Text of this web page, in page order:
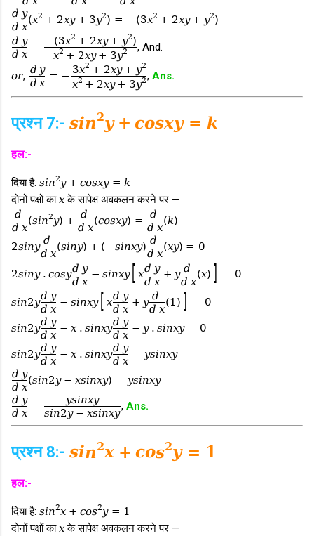
d y
d x
(x2 + 2xy + 3y2) = − (3x2 + 2xy + y2)
d y
d x
= − (3x2 + 2xy + y2)
x2 + 2xy + 3y2 , And.
or, d y
d x
= − 3x2 + 2xy + y2
x2 + 2xy + 3y2,Ans.
प्रश्न 7:- sin2y + cosxy = k
हल:-
दिया है: sin2y + cosxy = k
दोनों पक्षों काxके सापेक्ष अवकलन करने पर —
d
d x
(sin2y) + d
d x
(cosxy) =
d
d x
(k)
2siny d
d x
(siny) + (−sinxy) d
d x
(xy) = 0
2siny . cosyd y
d x
− sinxy [ xd y
d x
+ y d
d x
(x) ] = 0
sin2yd y
d x
− sinxy [ xd y
d x
+ y d
d x
(1) ] = 0
sin2yd y
d x
− x . sinxyd y
d x
− y . sinxy = 0
sin2yd y
d x
− x . sinxyd y
d x
= ysinxy
d y
d x
(sin2y − xsinxy) = ysinxy
d y
d x
= ysinxy
sin2y − xsinxy
, Ans.
प्रश्न 8:- sin2x + cos2y = 1
हल:-
दिया है: sin2x + cos2y = 1
दोनों पक्षों काxके सापेक्ष अवकलन करने पर —